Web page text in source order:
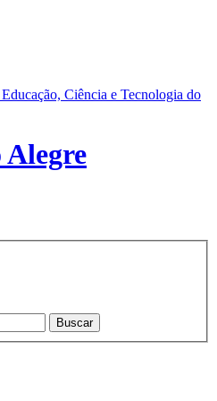
Ciência e Tecnologia do
Alegre
Buscar